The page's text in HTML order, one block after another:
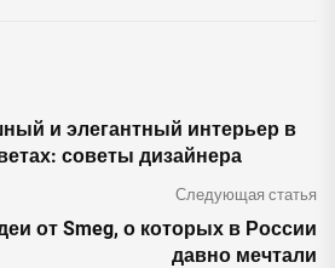
и элегантный интерьер в
советы дизайнера
Следующая статья
от Smeg, о которых в России
давно мечтали